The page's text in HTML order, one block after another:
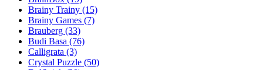
Brainy Trainy (15)
Brainy Games (7)
Brauberg (33)
Budi Basa (76)
Calligrata (3)
Crystal Puzzle (50)